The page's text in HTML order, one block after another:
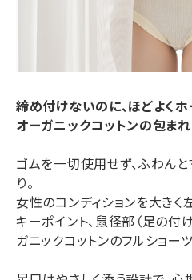
締め付けないのに、ほどよくホ
オーガニックコットンの包まれ
ゴムを一切使用せず、ふわん
り。
女性のコンディションを大きく
キーポイント、鼠径部（足の付
ガニックコットンのフルショーツ